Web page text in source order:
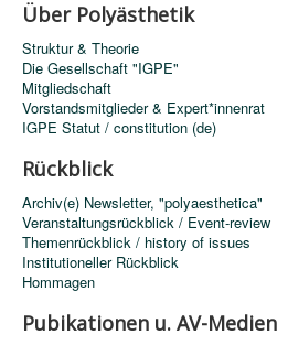
Über Polyästhetik
Struktur & Theorie
Die Gesellschaft "IGPE"
Mitgliedschaft
Vorstandsmitglieder & Expert*innenrat
IGPE Statut / constitution (de)
Rückblick
Archiv(e) Newsletter, "polyaesthetica"
Veranstaltungsrückblick / Event-review
Themenrückblick / history of issues
Institutioneller Rückblick
Hommagen
Pubikationen u. AV-Medien